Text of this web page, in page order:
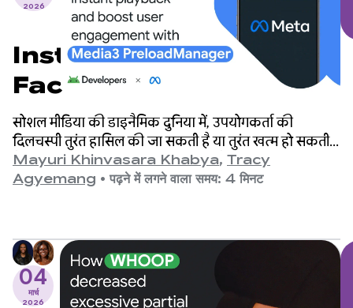
2026
Instagram और
Facebook, Media3
PreloadManager की मदद
से वीडियो तुरंत चलाकर, उपयोगकर्ता की
दिलचस्पी बढ़ाते हैं
सोशल मीडिया की डाइनैमिक दुनिया में, उपयोगकर्ता की
दिलचस्पी तुरंत हासिल की जा सकती है या तुरंत खत्म हो सकती
है. Meta के ऐप्लिकेशन (Facebook और Instagram)
दुनिया के सबसे बड़े सोशल प्लैटफ़ॉर्म में से हैं. ये दुनिया भर में
Mayuri Khinvasara Khabya, Tracy
Agyemang • पढ़ने में लगने वाला समय: 4 मिनट
04
मार्च
2026